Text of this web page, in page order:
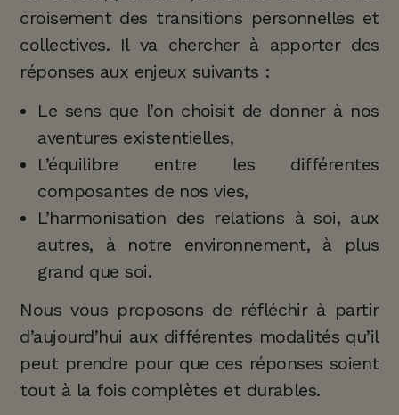
croisement des transitions personnelles et
collectives. Il va chercher à apporter des
réponses aux enjeux suivants :
Le sens que l’on choisit de donner à nos
aventures existentielles,
L’équilibre entre les différentes
composantes de nos vies,
L’harmonisation des relations à soi, aux
autres, à notre environnement, à plus
grand que soi.
Nous vous proposons de réfléchir à partir
d’aujourd’hui aux différentes modalités qu’il
peut prendre pour que ces réponses soient
tout à la fois complètes et durables.